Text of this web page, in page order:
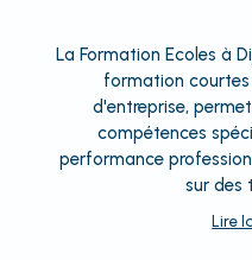
La Formation Ecoles à
formation courtes
d'entreprise,
compétences
performance
sur des
Lire